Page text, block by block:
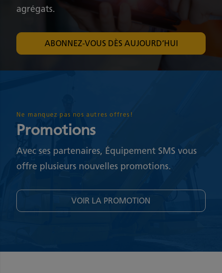
Ne manquez pas nos autres offres!
Promotions
Avec ses partenaires, Équipement SMS vous
offre plusieurs nouvelles promotions.
VOIR LA PROMOTION
agrégats.
ABONNEZ-VOUS DÈS AUJOURD’HUI